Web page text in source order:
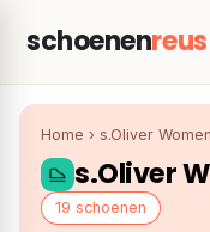
schoenenreus
Home › s.Oliver
s.Oliver
19 schoenen